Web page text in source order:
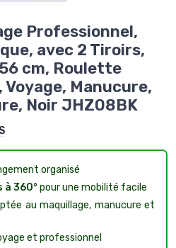
Professionnel,
avec 2 Tiroirs,
cm, Roulette
Manucure,
Noir JHZ08BK
organisé
360° pour une mobilité facile
au maquillage, manucure et
et professionnel